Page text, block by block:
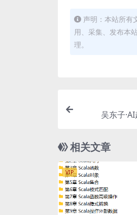
声明：本站所有
用、采集、发布本
理。
吴东子
相关文章
VIP